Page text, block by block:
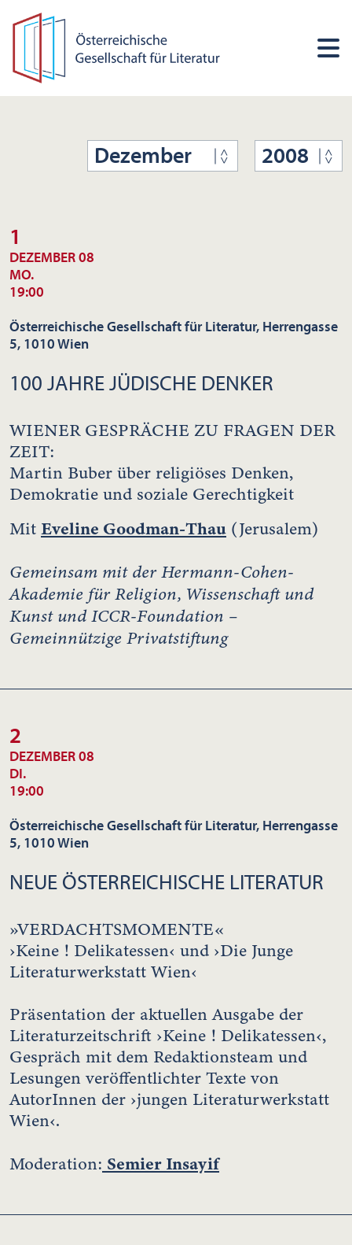
Dezember 2008
1
DEZEMBER 08
MO.
19:00
Österreichische Gesellschaft für Literatur, Herrengasse
5, 1010 Wien
100 JAHRE JÜDISCHE DENKER
WIENER GESPRÄCHE ZU FRAGEN DER
ZEIT:
Martin Buber über religiöses Denken,
Demokratie und soziale Gerechtigkeit
Mit Eveline Goodman-Thau (Jerusalem)
Gemeinsam mit der Hermann-Cohen-
Akademie für Religion, Wissenschaft und
Kunst und ICCR-Foundation –
Gemeinnützige Privatstiftung
2
DEZEMBER 08
DI.
19:00
Österreichische Gesellschaft für Literatur, Herrengasse
5, 1010 Wien
NEUE ÖSTERREICHISCHE LITERATUR
»VERDACHTSMOMENTE«
›Keine ! Delikatessen‹ und ›Die Junge
Literaturwerkstatt Wien‹
Präsentation der aktuellen Ausgabe der
Literaturzeitschrift ›Keine ! Delikatessen‹,
Gespräch mit dem Redaktionsteam und
Lesungen veröffentlichter Texte von
AutorInnen der ›jungen Literaturwerkstatt
Wien‹.
Moderation: Semier Insayif